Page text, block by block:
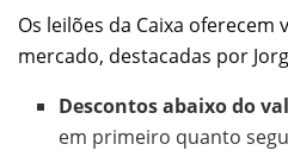
Os leilões da Caixa
mercado, destacadas por
Descontos abaixo do
em primeiro quanto